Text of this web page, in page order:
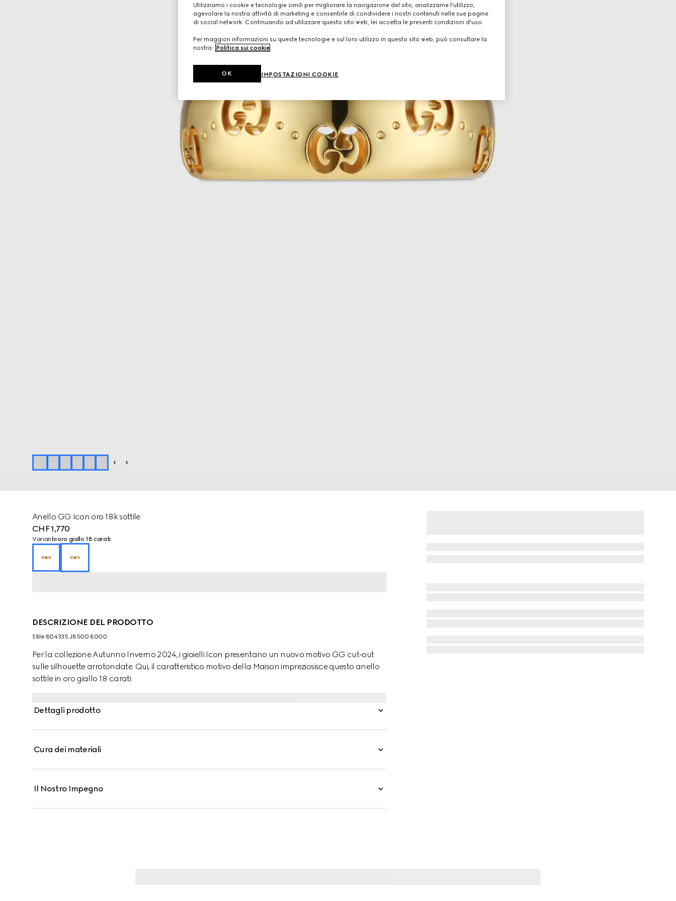
Anello GG Icon oro 18k sottile
CHF 1,770
Varianteoro giallo 18 carati
DESCRIZIONE DEL PRODOTTO
Stile ‎804335 J8500 8000
Per la collezione Autunno Inverno 2024, i gioielli Icon presentano un nuovo motivo GG cut-out
sulle silhouette arrotondate. Qui, il caratteristico motivo della Maison impreziosisce questo anello
sottile in oro giallo 18 carati.
Dettagli prodotto
Cura dei materiali
Il Nostro Impegno
Utilizziamo i cookie e tecnologie simili per migliorare la navigazione del sito, analizzarne l'utilizzo,
agevolare la nostra attività di marketing e consentirle di condividere i nostri contenuti nelle sue pagine
di social network. Continuando ad utilizzare questo sito web, lei accetta le presenti condizioni d'uso.
Per maggiori informazioni su queste tecnologie e sul loro utilizzo in questo sito web, può consultare la
nostra
Politica sui cookie
IMPOSTAZIONI COOKIE
OK